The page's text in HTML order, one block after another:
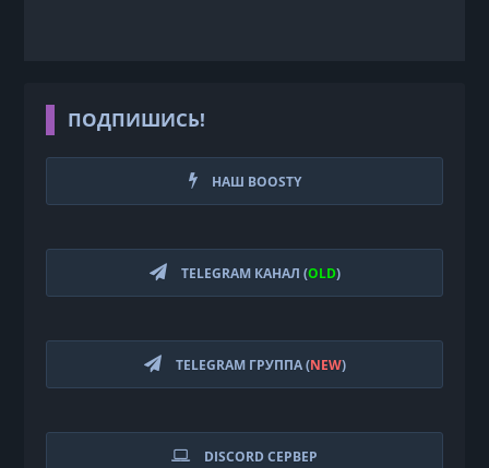
ПОДПИШИСЬ!
НАШ BOOSTY
TELEGRAM КАНАЛ (OLD)
TELEGRAM ГРУППА (NEW)
DISCORD СЕРВЕР